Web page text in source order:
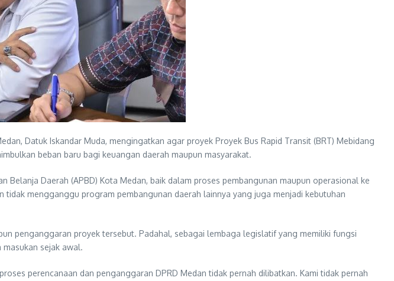
Datuk Iskandar Muda, mengingatkan agar proyek Proyek Bus Rapid Transit (BRT) Mebidang
beban baru bagi keuangan daerah maupun masyarakat.
Daerah (APBD) Kota Medan, baik dalam proses pembangunan maupun operasional ke
mengganggu program pembangunan daerah lainnya yang juga menjadi kebutuhan
penganggaran proyek tersebut. Padahal, sebagai lembaga legislatif yang memiliki fungsi
sejak awal.
perencanaan dan penganggaran DPRD Medan tidak pernah dilibatkan. Kami tidak pernah